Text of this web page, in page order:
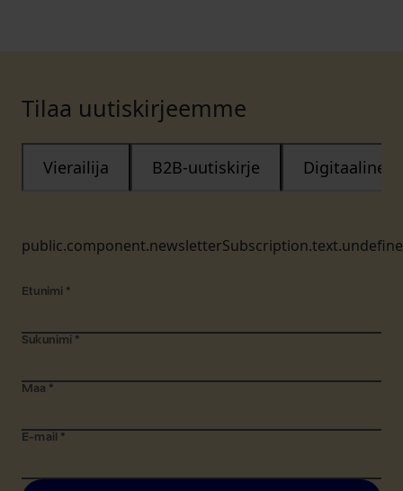
Tilaa uutiskirjeemme
Vierailija B2B-uutiskirje Digitaalinen
Etunimi *
Sukunimi *
Maa *
E-mail *